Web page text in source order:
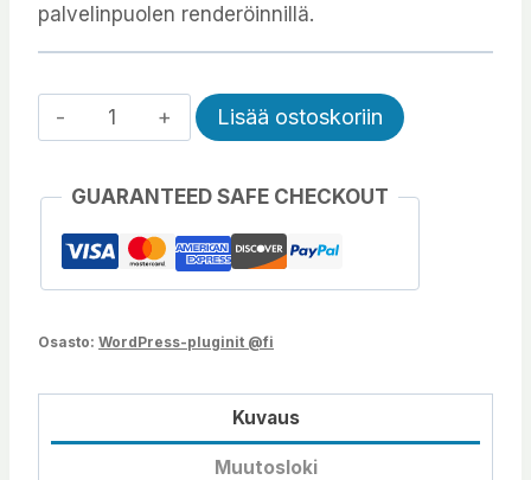
palvelinpuolen renderöinnillä.
Artikkelikaruselli
-
Carousel
määrä
Lisää ostoskoriin Alternative:
GUARANTEED SAFE CHECKOUT
Osasto: WordPress-pluginit @fi
Kuvaus
Muutosloki